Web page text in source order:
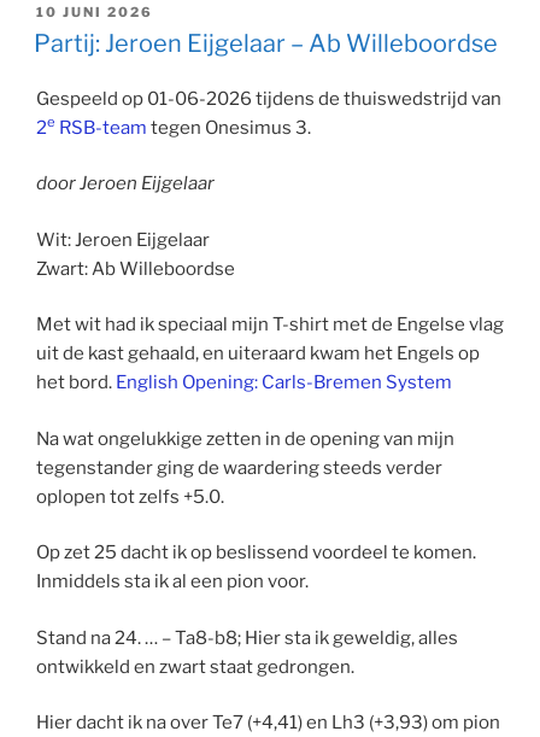
GEPLAATST
OP
10 JUNI 2026
Partij: Jeroen Eijgelaar – Ab Willeboordse
Gespeeld op 01-06-2026 tijdens de thuiswedstrijd van
2e RSB-team tegen Onesimus 3.
door Jeroen Eijgelaar
Wit: Jeroen Eijgelaar
Zwart: Ab Willeboordse
Met wit had ik speciaal mijn T-shirt met de Engelse vlag
uit de kast gehaald, en uiteraard kwam het Engels op
het bord. English Opening: Carls-Bremen System
Na wat ongelukkige zetten in de opening van mijn
tegenstander ging de waardering steeds verder
oplopen tot zelfs +5.0.
Op zet 25 dacht ik op beslissend voordeel te komen.
Inmiddels sta ik al een pion voor.
Stand na 24. … – Ta8-b8; Hier sta ik geweldig, alles
ontwikkeld en zwart staat gedrongen.
Hier dacht ik na over Te7 (+4,41) en Lh3 (+3,93) om pion